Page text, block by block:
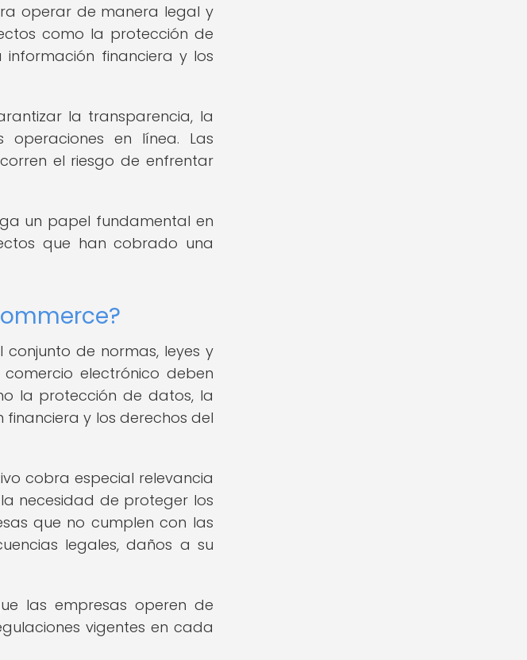
operar de manera legal y
como la protección de
financiera y los
la transparencia, la
en línea. Las
el riesgo de enfrentar
un papel fundamental en
que han cobrado una
de normas, leyes y
electrónico deben
la protección de datos, la
y los derechos del
cobra especial relevancia
necesidad de proteger los
que no cumplen con las
legales, daños a su
las empresas operen de
vigentes en cada